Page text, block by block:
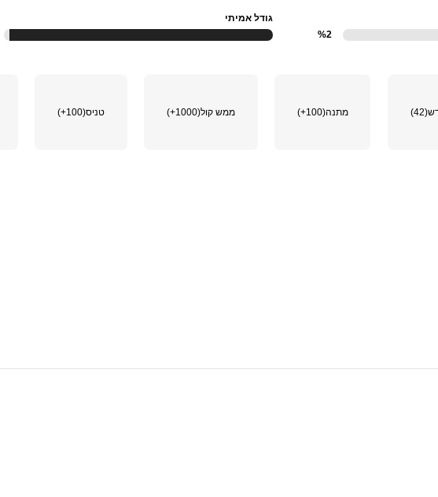
%2
גודל אמיתי
(42) מתנה(100+) ממש קול(1000+) טניס(100+)